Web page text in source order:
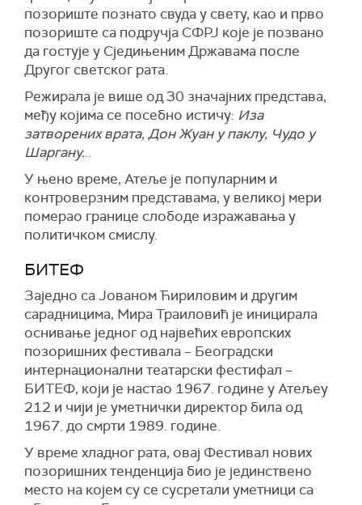
позориште познато свуда у свету, као и прво
позориште са подручја СФРЈ које је позвано
да гостује у Сједињеним Државама после
Другог светског рата.
Режирала је више од 30 значајних представа,
међу којима се посебно истичу: Иза
затворених врата, Дон Жуан у паклу, Чудо у
Шаргану...
У њено време, Атеље је популарним и
контроверзним представама, у великој мери
померао границе слободе изражавања у
политичком смислу.
БИТЕФ
Заједно са Јованом Ћириловим и другим
сарадницима, Мира Траиловић је иницирала
оснивање једног од највећих европских
позоришних фестивала – Београдски
интернационални театарски фестифал –
БИТЕФ, који је настао 1967. године у Атељеу
212 и чији је уметнички директор била од
1967. до смрти 1989. године.
У време хладног рата, овај Фестивал нових
позоришних тенденција био је јединствено
место на којем су се сусретали уметници са